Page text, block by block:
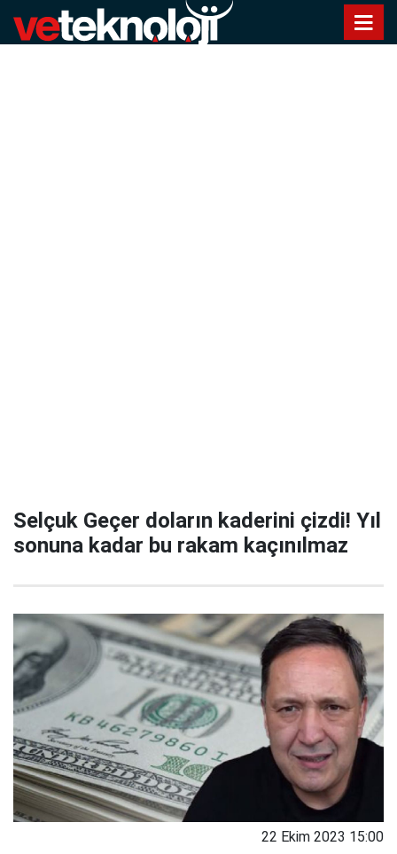
Selçuk Geçer doların kaderini çizdi! Yıl
sonuna kadar bu rakam kaçınılmaz
22 Ekim 2023 15:00